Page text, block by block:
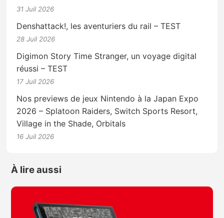
31 Juil 2026
Denshattack!, les aventuriers du rail – TEST
28 Juil 2026
Digimon Story Time Stranger, un voyage digital
réussi – TEST
17 Juil 2026
Nos previews de jeux Nintendo à la Japan Expo
2026 – Splatoon Raiders, Switch Sports Resort,
Village in the Shade, Orbitals
16 Juil 2026
À lire aussi